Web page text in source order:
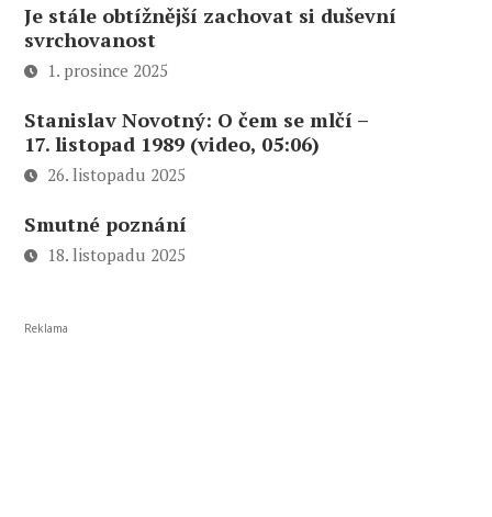
Je stále obtížnější zachovat si duševní
svrchovanost
1. prosince 2025
Stanislav Novotný: O čem se mlčí –
17. listopad 1989 (video, 05:06)
26. listopadu 2025
Smutné poznání
18. listopadu 2025
Reklama